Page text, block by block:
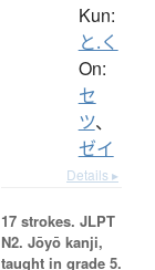
Kun:
と.く
On:
セ
ツ、
ゼイ
Details ▸
17 strokes. JLPT
N2. Jōyō kanji,
taught in grade 5.